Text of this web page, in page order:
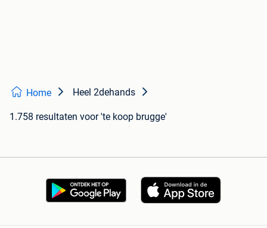
Home Heel 2dehands
1.758 resultaten voor 'te koop brugge'